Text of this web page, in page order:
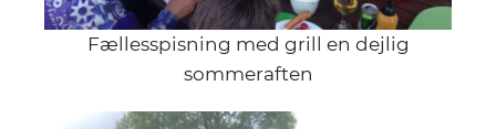
Fællesspisning med grill en dejlig
sommeraften